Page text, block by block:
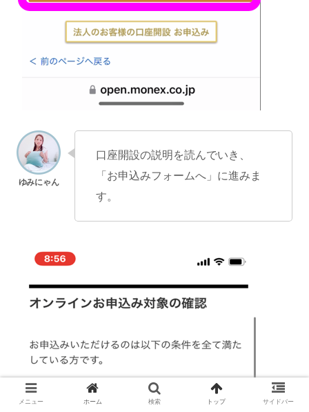
口座開設の説明を読んでいき、
「お申込みフォームへ」に進みま
す。
メニュー ホーム 検索 トップ サイドバー